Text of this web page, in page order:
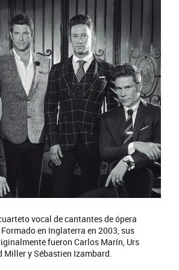
vocal de cantantes de ópera
en Inglaterra en 2003, sus
fueron Carlos Marín, Urs
Miller y Sébastien Izambard.